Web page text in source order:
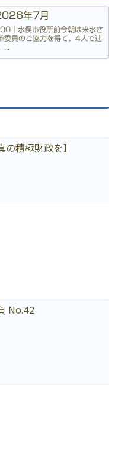
年7月
｜水俣市役所前今朝は来水さ
委員のご協力を得て、4人で辻
の積極財政を】
No.42